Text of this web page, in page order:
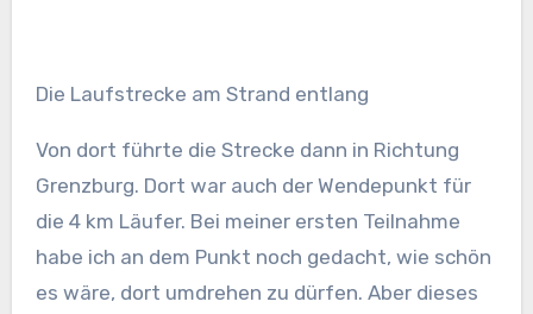
Die Laufstrecke am Strand entlang
Von dort führte die Strecke dann in Richtung
Grenzburg. Dort war auch der Wendepunkt für
die 4 km Läufer. Bei meiner ersten Teilnahme
habe ich an dem Punkt noch gedacht, wie schön
es wäre, dort umdrehen zu dürfen. Aber dieses